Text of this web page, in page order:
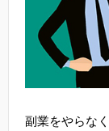
副業をやらな